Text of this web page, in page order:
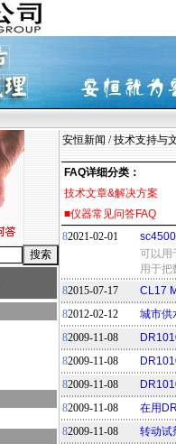
安恒新闻 /技术支持与
FAQ详细分类：
技术文章&解决方案
■仪器常见问答FAQ
82021-02-01
可以用
用于把
82015-07-17
CL17
82012-02-12
城市供
82009-11-08
82009-11-08
82009-11-08
82009-11-08
在用
82009-11-08
转动试